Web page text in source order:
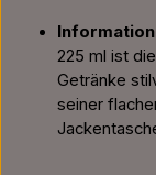
225 ml ist
Getränke
seiner